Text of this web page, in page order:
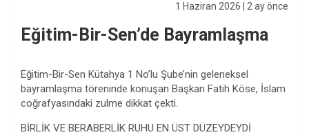
1 Haziran 2026 | 2 ay önce
Eğitim-Bir-Sen’de Bayramlaşma
Eğitim-Bir-Sen Kütahya 1 No’lu Şube’nin geleneksel
bayramlaşma töreninde konuşan Başkan Fatih Köse, İslam
coğrafyasındaki zulme dikkat çekti.
BİRLİK VE BERABERLİK RUHU EN ÜST DÜZEYDEYDİ